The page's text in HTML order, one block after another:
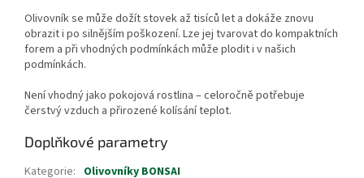
Olivovník se může dožít stovek až tisíců let a dokáže znovu
obrazit i po silnějším poškození. Lze jej tvarovat do kompaktních
forem a při vhodných podmínkách může plodit i v našich
podmínkách.
Není vhodný jako pokojová rostlina – celoročně potřebuje
čerstvý vzduch a přirozené kolísání teplot.
Doplňkové parametry
Kategorie: Olivovníky BONSAI